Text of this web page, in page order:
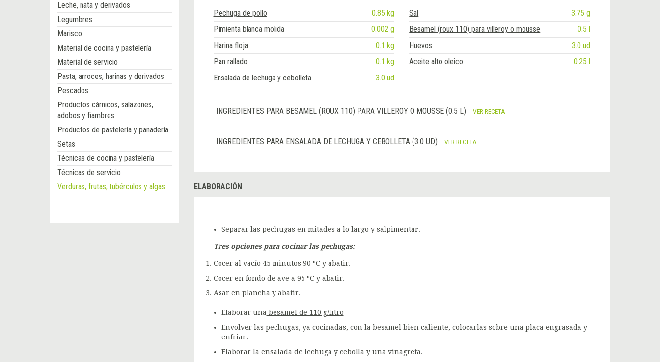
Leche, nata y derivados
Legumbres
Marisco
Material de cocina y pastelería
Material de servicio
Pasta, arroces, harinas y derivados
Pescados
Productos cárnicos, salazones,
adobos y fiambres
Productos de pastelería y panadería
Setas
Técnicas de cocina y pastelería
Técnicas de servicio
Verduras, frutas, tubérculos y algas
Pechuga de pollo 0.85 kg Sal
3.75 g
Pimienta blanca molida
0.002 g Besamel (roux 110) para villeroy o mousse
0.5 l
Harina floja
0.1 kg Huevos
3.0 ud
Pan rallado
0.1 kg Aceite alto oleico
0.25 l
Ensalada de lechuga y cebolleta
3.0 ud
INGREDIENTES PARA BESAMEL (ROUX 110) PARA VILLEROY O MOUSSE (0.5 L) VER RECETA
INGREDIENTES PARA ENSALADA DE LECHUGA Y CEBOLLETA (3.0 UD) VER RECETA
ELABORACIÓN
Separar las pechugas en mitades a lo largo y salpimentar.
Tres opciones para cocinar las pechugas:
Cocer al vacío 45 minutos 90 ºC y abatir.
Cocer en fondo de ave a 95 ºC y abatir.
Asar en plancha y abatir.
Elaborar una besamel de 110 g/litro
Envolver las pechugas, ya cocinadas, con la besamel bien caliente, colocarlas sobre una placa engrasada y
enfriar.
Elaborar la ensalada de lechuga y cebolla y una vinagreta.